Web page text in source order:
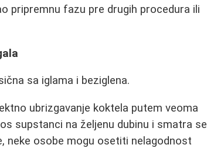
pripremnu fazu pre drugih procedura ili
sa iglama i beziglena.
ubrizgavanje koktela putem veoma
supstanci na željenu dubinu i smatra se
neke osobe mogu osetiti nelagodnost